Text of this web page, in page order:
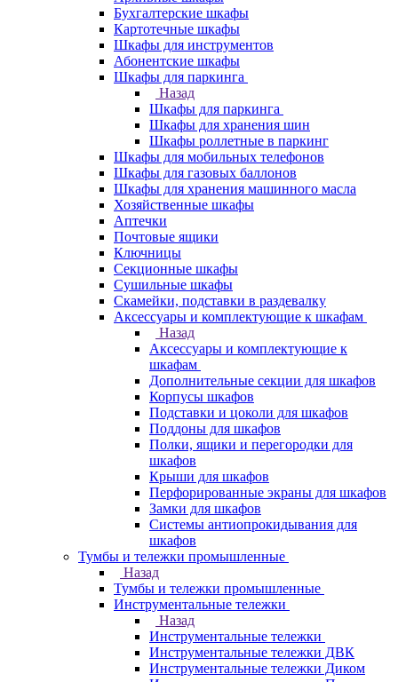
Бухгалтерские шкафы
Картотечные шкафы
Шкафы для инструментов
Абонентские шкафы
Шкафы для паркинга
Назад
Шкафы для паркинга
Шкафы для хранения шин
Шкафы роллетные в паркинг
Шкафы для мобильных телефонов
Шкафы для газовых баллонов
Шкафы для хранения машинного масла
Хозяйственные шкафы
Аптечки
Почтовые ящики
Ключницы
Секционные шкафы
Сушильные шкафы
Скамейки, подставки в раздевалку
Аксессуары и комплектующие к шкафам
Назад
Аксессуары и комплектующие к
шкафам
Дополнительные секции для шкафов
Корпусы шкафов
Подставки и цоколи для шкафов
Поддоны для шкафов
Полки, ящики и перегородки для
шкафов
Крыши для шкафов
Перфорированные экраны для шкафов
Замки для шкафов
Системы антиопрокидывания для
шкафов
Тумбы и тележки промышленные
Назад
Тумбы и тележки промышленные
Инструментальные тележки
Назад
Инструментальные тележки
Инструментальные тележки ДВК
Инструментальные тележки Диком